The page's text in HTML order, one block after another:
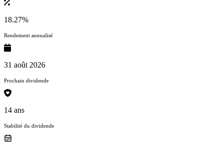
18.27%
Rendement annualisé
31 août 2026
Prochain dividende
14 ans
Stabilité du dividende